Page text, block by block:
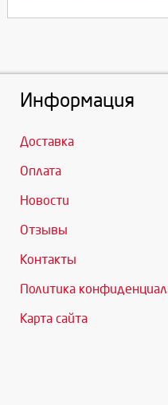
Информация
Доставка
Оплата
Новости
Отзывы
Контакты
Политика
Карта сайта